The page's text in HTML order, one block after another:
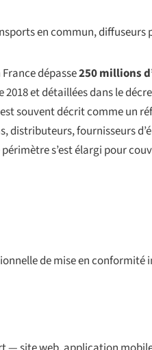
en commun, diffuseurs
dépasse250 millions
2018 et détaillées dans le
souvent décrit comme un
distributeurs, fournisseurs
s’est élargi pour
de mise en conformité